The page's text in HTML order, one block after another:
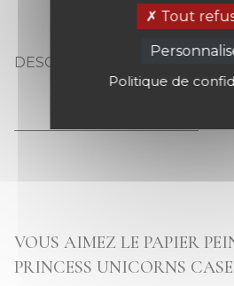
DESCRIPTION
GIRL POWER
VOUS AIMEZ LE PAPIER
PRINCESS UNICORNS
Tout
Politique de